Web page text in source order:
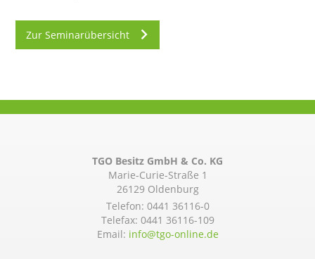
Zur Seminarübersicht
TGO Besitz GmbH & Co. KG
Marie-Curie-Straße 1
26129 Oldenburg
Telefon: 0441 36116-0
Telefax: 0441 36116-109
Email: info@­tgo-online.de